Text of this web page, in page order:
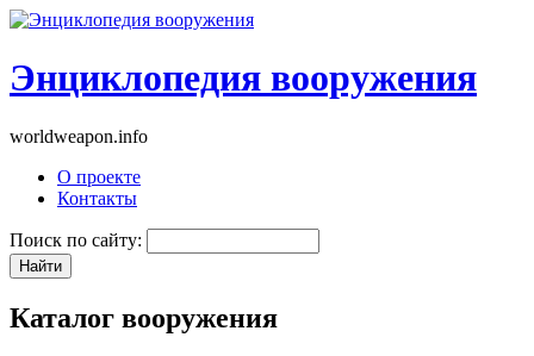
Энциклопедия вооружения
worldweapon.info
О проекте
Контакты
Поиск по сайту:
Каталог вооружения